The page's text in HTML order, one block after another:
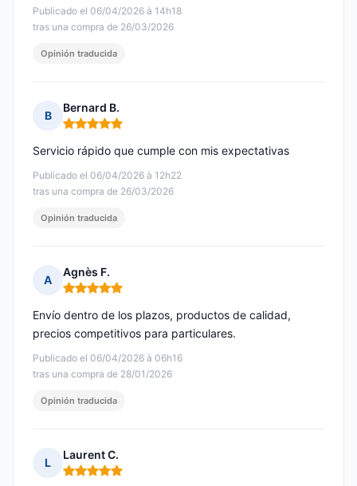
Publicado el 06/04/2026 à 14h18
tras una compra de 26/03/2026
Opinión traducida
B
Bernard B.
Nota: 5 de 5
Publicado el 06/04/2026 à 12h22
tras una compra de 26/03/2026
Servicio rápido que cumple con mis expectativas
Opinión traducida
A
Agnès F.
Nota: 5 de 5
Publicado el 06/04/2026 à 06h16
tras una compra de 28/01/2026
Envío dentro de los plazos, productos de calidad,
precios competitivos para particulares.
Opinión traducida
L
Laurent C.
Nota: 5 de 5